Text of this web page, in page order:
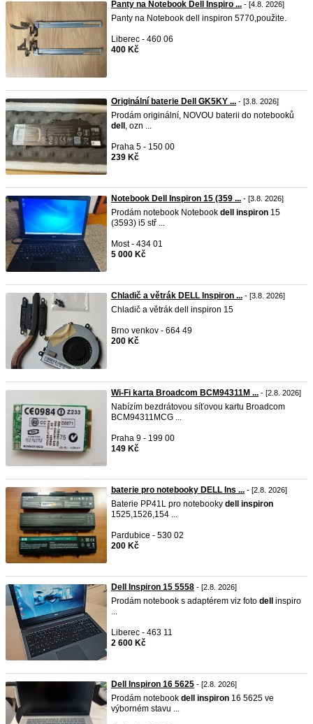
Panty na Notebook Dell Inspiro ... - [4.8. 2026]
Panty na Notebook dell inspiron 5770,použite.
Liberec - 460 06
400 Kč
Originální baterie Dell GK5KY ... - [3.8. 2026]
Prodám originální, NOVOU baterii do notebooků
dell , ozn ...
Praha 5 - 150 00
239 Kč
Notebook Dell Inspiron 15 (359 ... - [3.8. 2026]
Prodám notebook Notebook dell inspiron 15
(3593) i5 stř ...
Most - 434 01
5 000 Kč
Chladič a větrák DELL Inspiron ... - [3.8. 2026]
Chladič a větrák dell inspiron 15
Brno venkov - 664 49
200 Kč
Wi-Fi karta Broadcom BCM94311M ... - [2.8. 2026]
Nabízím bezdrátovou síťovou kartu Broadcom
BCM94311MCG ...
Praha 9 - 199 00
149 Kč
baterie pro notebooky DELL Ins ... - [2.8. 2026]
Baterie PP41L pro notebooky dell
inspiron
1525,1526,154 ...
Pardubice - 530 02
200 Kč
Dell Inspiron 15 5558 - [2.8. 2026]
Prodám notebook s adaptérem viz foto dell
inspiro
...
Liberec - 463 11
2 600 Kč
Dell Inspiron 16 5625 - [2.8. 2026]
Prodám notebook dell inspiron 16 5625 ve
výborném stavu ...